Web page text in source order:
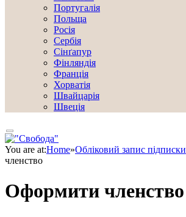
Португалія
Польща
Росія
Сербія
Сінґапур
Фінляндія
Франція
Хорватія
Швайцарія
Швеція
You are at:Home»Обліковий запис підписки
членство
Оформити членство